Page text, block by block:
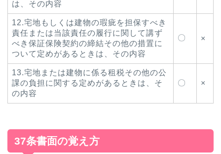
は、その内容
12.宅地もしくは建物の瑕疵を担保すべき
責任または当該責任の履行に関して講ず
べき保証保険契約の締結その他の措置に
ついて定めがあるときは、その内容
〇 ×
13.宅地または建物に係る租税その他の公
課の負担に関する定めがあるときは、そ
の内容
〇 ×
37条書面の覚え方